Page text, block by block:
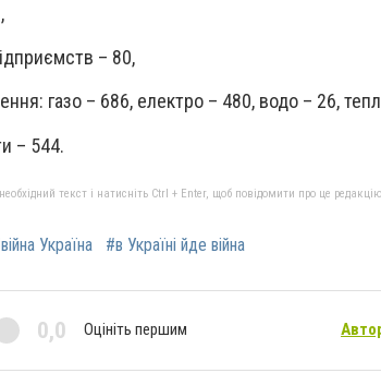
– 80,
газо – 686, електро – 480, водо – 26,
– 544.
текст і натисніть Ctrl + Enter, щоб повідомити про це редакцію
Україна #в Україні йде війна
0,0 Оцініть першим